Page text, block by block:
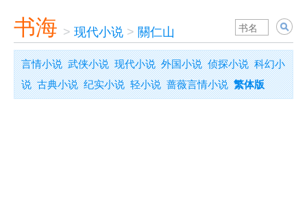
书海 > 现代小说 > 關仁山
言情小说 武侠小说 现代小说 外国小说 侦探小说 科幻小
说 古典小说 纪实小说 轻小说 蔷薇言情小说 繁体版